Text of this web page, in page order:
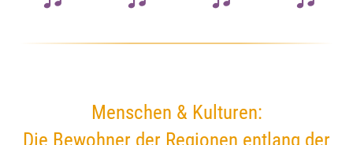
Menschen & Kulturen:
Die Bewohner der Regionen entlang der